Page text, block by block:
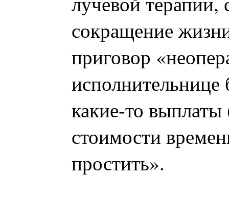
сокращение
приговор
какие-то
стоимости
простить».